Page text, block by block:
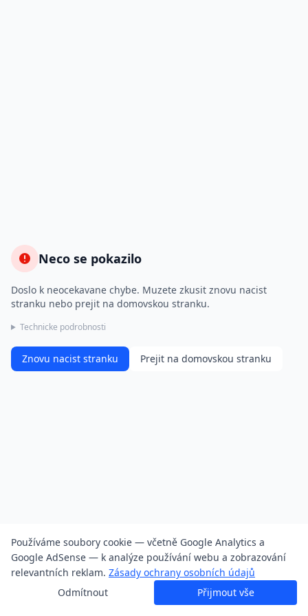
Neco se pokazilo
Doslo k neocekavane chybe. Muzete zkusit znovu nacist
stranku nebo prejit na domovskou stranku.
Technicke podrobnosti
Znovu nacist stranku Prejit na domovskou stranku
Používáme soubory cookie — včetně Google Analytics a
Google AdSense — k analýze používání webu a zobrazování
relevantních reklam. Zásady ochrany osobních údajů
Odmítnout
Přijmout vše